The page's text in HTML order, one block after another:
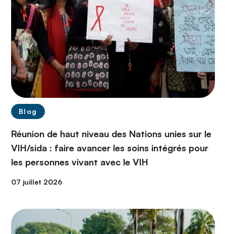
Blog
Réunion de haut niveau des Nations unies sur le
VIH/sida : faire avancer les soins intégrés pour
les personnes vivant avec le VIH
07 juillet 2026